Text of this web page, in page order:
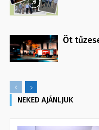
Öt
NEKED AJÁNLJUK